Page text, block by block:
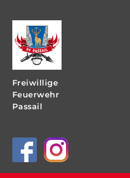
Freiwillige
Feuerwehr
Passail